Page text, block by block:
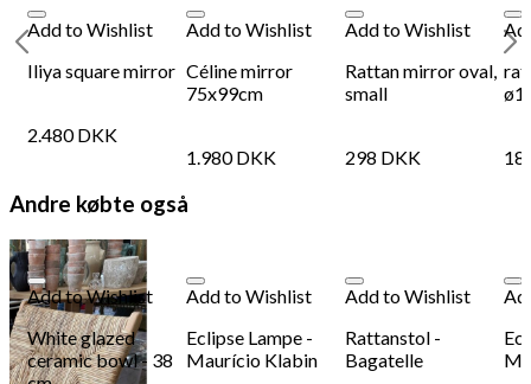
188DKKTilføj til kurv
Add to Wishlist
Iliya square mirror
2.480DKK
Add to Wishlist
Céline mirror
75x99cm
1.980DKK
Add to Wishlist
Rattan mirror oval,
small
298 DKK
Andre købte også
Add to Wishlist
White glazed
ceramic bowl - 38
Add to Wishlist
Eclipse Lampe -
Maurício Klabin
Add to Wishlist
Rattanstol -
Bagatelle